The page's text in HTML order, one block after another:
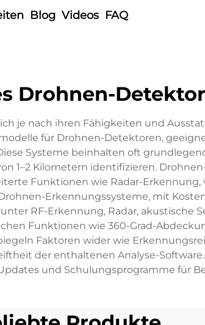
Blog Videos FAQ
Drohnen-
je nach ihren Fähigkeiten und
für Drohnen-Detektoren,
Systeme beinhalten oft
1–2 Kilometern identifizieren.
Funktionen wie Radar-
Erkennungssysteme, mit
RF-Erkennung, Radar, akustische
Funktionen wie 360-Grad-
Faktoren wider wie
der enthaltenen Analyse-
und Schulungsprogramme für